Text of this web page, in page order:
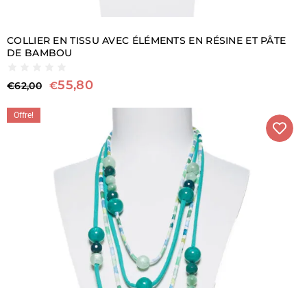
COLLIER EN TISSU AVEC ÉLÉMENTS EN RÉSINE ET PÂTE
DE BAMBOU
€62,00 €55,80
Offre!